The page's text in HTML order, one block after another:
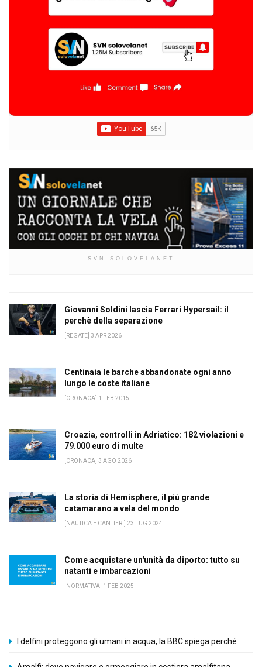
SVN SOLOVELANET
Giovanni Soldini lascia Ferrari Hypersail: il
perchè della separazione
[REGATE] 3 APR 2026
Centinaia le barche abbandonate ogni anno
lungo le coste italiane
[CRONACA] 1 FEB 2015
Croazia, controlli in Adriatico: 182 violazioni e
79.000 euro di multe
[CRONACA] 3 AGO 2026
La storia di Hemisphere, il più grande
catamarano a vela del mondo
[NAUTICA E CANTIERI] 23 LUG 2024
Come acquistare un'unità da diporto: tutto su
natanti e imbarcazioni
[NORMATIVA] 1 FEB 2025
I delfini proteggono gli umani in acqua, la BBC spiega perché